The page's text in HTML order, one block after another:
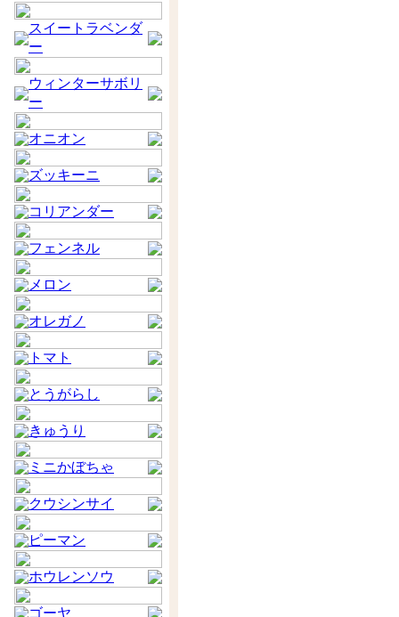
スイートラベンダ
ー
ウィンターサボリ
ー
オニオン
ズッキーニ
コリアンダー
フェンネル
メロン
オレガノ
トマト
とうがらし
きゅうり
ミニかぼちゃ
クウシンサイ
ピーマン
ホウレンソウ
ゴーヤ